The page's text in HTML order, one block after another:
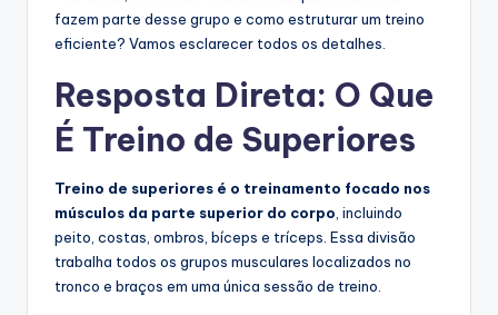
fazem parte desse grupo e como estruturar um treino
eficiente? Vamos esclarecer todos os detalhes.
Resposta Direta: O Que
É Treino de Superiores
Treino de superiores é o treinamento focado nos
músculos da parte superior do corpo , incluindo
peito, costas, ombros, bíceps e tríceps. Essa divisão
trabalha todos os grupos musculares localizados no
tronco e braços em uma única sessão de treino.